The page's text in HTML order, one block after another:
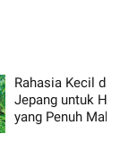
Rahasia Kecil dari
Jepang untuk
yang Penuh